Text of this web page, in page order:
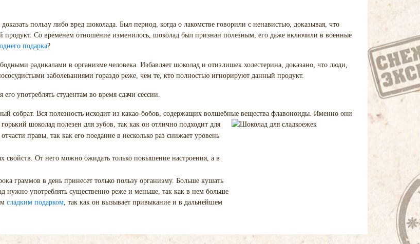
пользу либо вред шоколада. Был период, когда о лакомстве говорили с ненавистью, доказывая, что
Со временем отношение изменилось, шоколад был признан полезным, его даже включили в военные
подарка?
радикалами в организме человека. Избавляет шоколад и отизлишек холестерина, доказано, что люди,
заболеваниями гораздо реже, чем те, кто полностью игнорируют данный продукт.
употреблять студентам во время сдачи сессии.
собрат. Вся полезность исходит из какао-бобов, содержащих волшебные вещества флавоноиды. Именно они
шоколад полезен для зубов, так как он отлично подходит для
правы, так как его поедание в несколько раз снижает уровень
От него можно ожидать только повышение настроения, а в
граммов в день принесет только пользу организму. Больше кушать
нужно употреблять существенно реже и меньше, так как в нем больше
сладким подарком, так как он вызывает привыкание и в дальнейшем